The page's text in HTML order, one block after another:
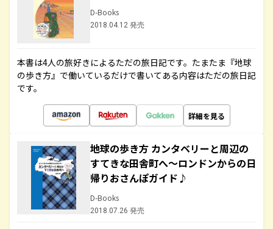
D-Books
2018.04.12 発売
本書は4人の旅好きによるただの旅日記です。たまたま『地球
の歩き方』で働いているだけで書いてある内容はただの旅日記
です。
詳細を見る
地球の歩き方 カンタベリーと周辺の
すてきな田舎町へ～ロンドンからの日
帰りおさんぽガイド♪
D-Books
2018.07.26 発売